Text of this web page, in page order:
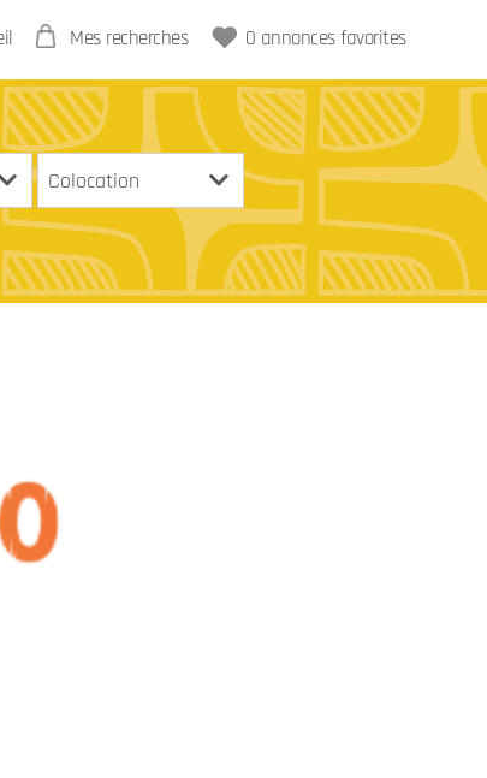
Mes recherches 0 annonces favorites